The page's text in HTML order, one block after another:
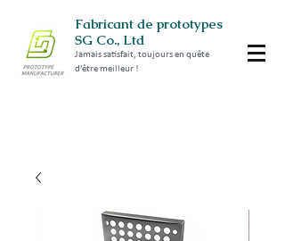
Fabricant de prototypes
SG Co., Ltd
Jamais satisfait, toujours en quête
d'être meilleur !